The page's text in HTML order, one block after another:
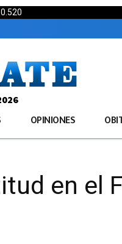
OPINIONES
en el